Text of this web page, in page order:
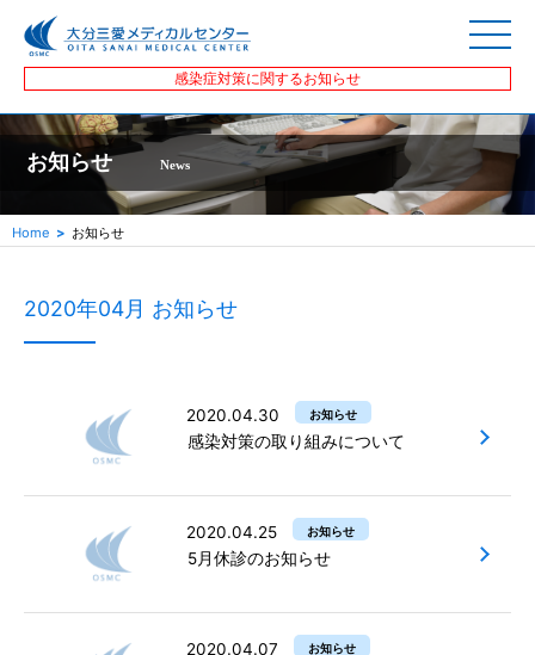
感染症対策に関するお知らせ
お知らせ News
Home お知らせ
2020年04月 お知らせ
2020.04.30 お知らせ
感染対策の取り組みについて
2020.04.25 お知らせ
5月休診のお知らせ
2020.04.07 お知らせ